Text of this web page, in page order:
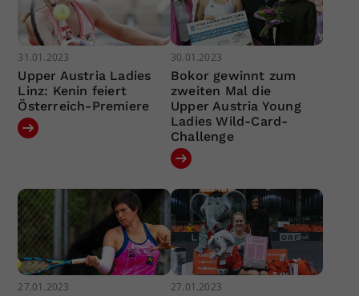
31.01.2023
Upper Austria Ladies
Linz: Kenin feiert
Österreich-Premiere
30.01.2023
Bokor gewinnt zum
zweiten Mal die
Upper Austria Young
Ladies Wild-Card-
Challenge
27.01.2023 27.01.2023